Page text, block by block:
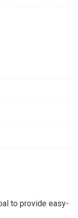
to provide easy-